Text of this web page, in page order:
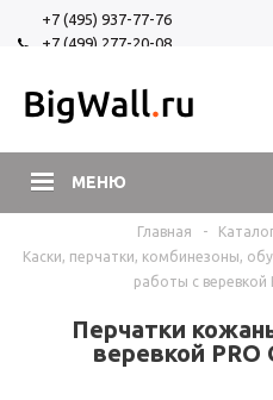
+7 (495) 937-77-76
+7 (499) 277-20-08
МЕНЮ
Главная -
Каски, перчатки, комбинезоны,
работы с веревкой
Перчатки
веревкой PRO